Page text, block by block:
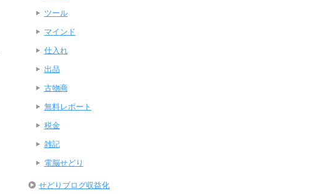
ツール
マインド
仕入れ
出品
古物商
無料レポート
税金
雑記
電脳せどり
せどりブログ収益化